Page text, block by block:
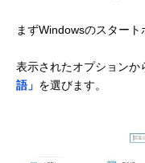
まずWindowsのスタート
表示されたオプションか
語」 を選びます。